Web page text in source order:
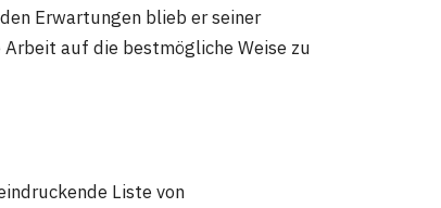
Erwartungen blieb er seiner
auf die bestmögliche Weise zu
Liste von